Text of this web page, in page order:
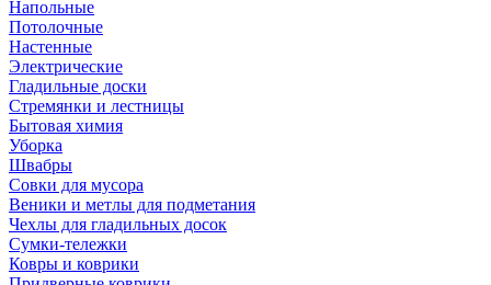
Напольные
Потолочные
Настенные
Электрические
Гладильные доски
Стремянки и лестницы
Бытовая химия
Уборка
Швабры
Совки для мусора
Веники и метлы для подметания
Чехлы для гладильных досок
Сумки-тележки
Ковры и коврики